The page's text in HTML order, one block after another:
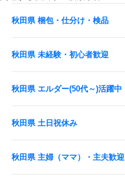
秋田県 梱包・仕分け・検品
秋田県 未経験・初心者歓迎
秋田県 エルダー(50代～)活躍中
秋田県 土日祝休み
秋田県 主婦（ママ）・主夫歓迎